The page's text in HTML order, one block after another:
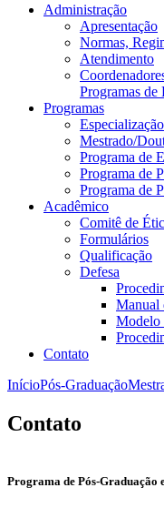
Administração
Apresentação
Normas,
Atendimento
Programas de
Programas
Mestrado/
Programa de
Programa de
Programa de
Acadêmico
Comitê de
Formulários
Qualificação
Defesa
Manual
Modelo
Contato
InícioPós-Graduação
Contato
Programa de Pós-Graduação